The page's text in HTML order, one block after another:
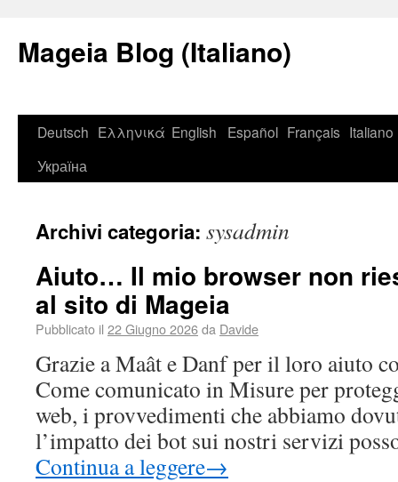
Mageia Blog (Italiano)
Deutsch Ελληνικά English Español Français Italiano
Україна
Archivi categoria: sysadmin
Aiuto… Il mio browser non
al sito di Mageia
Pubblicato il 22 Giugno 2026da Davide
Grazie a Maât e Danf per il loro aiuto
Come comunicato in Misure per
web, i provvedimenti che abbiamo
l’impatto dei bot sui nostri servizi
Continua a leggere→